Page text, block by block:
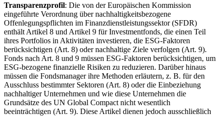
Transparenzprofil: Die von der Europäischen Kommission
eingeführte Verordnung über nachhaltigkeitsbezogene
Offenlegungspflichten im Finanzdienstleistungssektor (SFDR)
enthält Artikel 8 und Artikel 9 für Investmentfonds, die einen Teil
ihres Portfolios in Aktivitäten investieren, die ESG-Faktoren
berücksichtigen (Art. 8) oder nachhaltige Ziele verfolgen (Art. 9).
Fonds nach Art. 8 und 9 müssen ESG-Faktoren berücksichtigen, um
ESG-bezogene finanzielle Risiken zu reduzieren. Darüber hinaus
müssen die Fondsmanager ihre Methoden erläutern, z. B. für den
Ausschluss bestimmter Sektoren (Art. 8) oder die Einbeziehung
nachhaltiger Unternehmen und wie diese Unternehmen die
Grundsätze des UN Global Compact nicht wesentlich
beeinträchtigen (Art. 9). Diese Artikel dienen jedoch ausschließlich